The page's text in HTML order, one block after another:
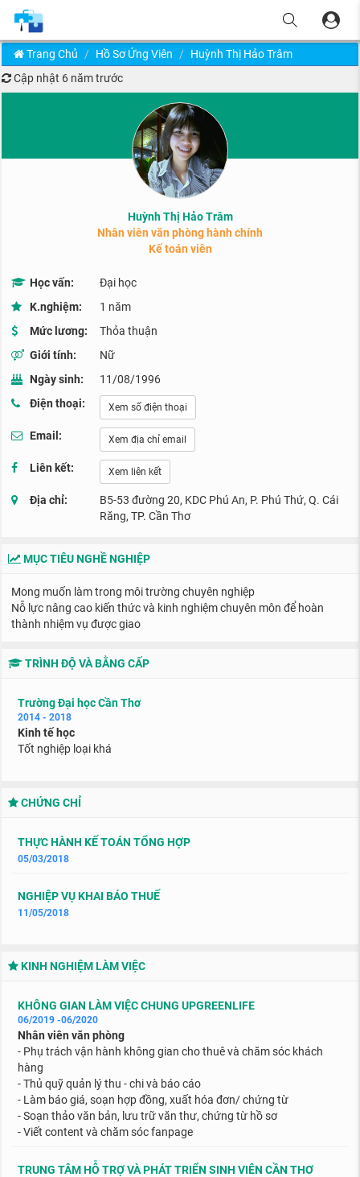
Trang Chủ Hồ Sơ Ứng Viên
Huỳnh Thị Hảo Trâm
Cập nhật 6 năm trước
Huỳnh Thị Hảo Trâm
Nhân viên văn phòng hành chính
Kế toán viên
Học vấn:
Đại học
K.nghiệm:
1 năm
Mức lương:
Thỏa thuận
Giới tính:
Nữ
Ngày sinh:
11/08/1996
Điện thoại:
Xem số điện thoại
Email: Xem địa chỉ email
Liên kết: Xem liên kết
Địa chỉ:
B5-53 đường 20, KDC Phú An, P. Phú Thứ, Q. Cái
Răng, TP. Cần Thơ
MỤC TIÊU NGHỀ NGHIỆP
Mong muốn làm trong môi trường chuyên nghiệp
Nỗ lực nâng cao kiến thức và kinh nghiệm chuyên môn để hoàn
thành nhiệm vụ được giao
TRÌNH ĐỘ VÀ BẰNG CẤP
Trường Đại học Cần Thơ
2014 - 2018
Kinh tế học
Tốt nghiệp loại khá
CHỨNG CHỈ
THỰC HÀNH KẾ TOÁN TỔNG HỢP
05/03/2018
NGHIỆP VỤ KHAI BÁO THUẾ
11/05/2018
KINH NGHIỆM LÀM VIỆC
KHÔNG GIAN LÀM VIỆC CHUNG UPGREENLIFE
06/2019 -06/2020
Nhân viên văn phòng
- Phụ trách vận hành không gian cho thuê và chăm sóc khách
hàng
- Thủ quỹ quản lý thu - chi và báo cáo
- Làm báo giá, soạn hợp đồng, xuất hóa đơn/ chứng từ
- Soạn thảo văn bản, lưu trữ văn thư, chứng từ hồ sơ
- Viết content và chăm sóc fanpage
TRUNG TÂM HỖ TRỢ VÀ PHÁT TRIỂN SINH VIÊN CẦN THƠ